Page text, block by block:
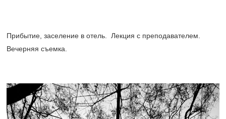
Прибытие, заселение в отель. Лекция с преподавателем.
Вечерняя съемка.